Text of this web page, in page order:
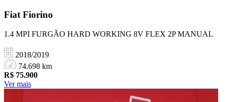
FiatFiorino
1.4 MPI FURGÃO HARD WORKING 8V FLEX 2P MANUAL
2018/2019
74.698 km
R$ 75.900
Ver mais